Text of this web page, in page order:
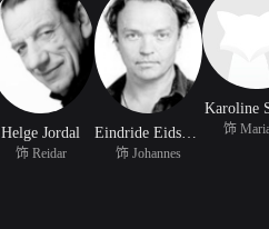
Helge Jordal
饰 Reidar 饰 Johannes
Karoline
饰